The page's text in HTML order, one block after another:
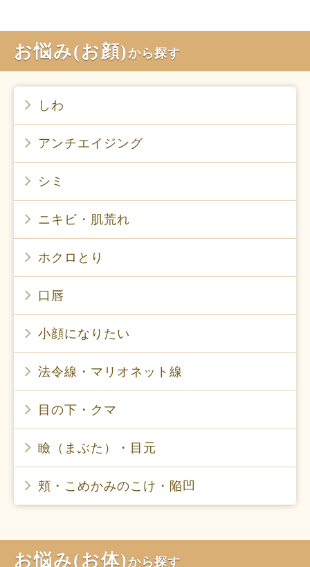
お悩み(お顔)から探す
しわ
アンチエイジング
シミ
ニキビ・肌荒れ
ホクロとり
口唇
小顔になりたい
法令線・マリオネット線
目の下・クマ
瞼（まぶた）・目元
頬・こめかみのこけ・陥凹
お悩み(お体)から探す